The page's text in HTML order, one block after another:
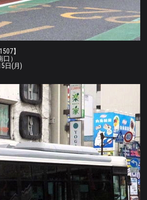
】
）
日(月)